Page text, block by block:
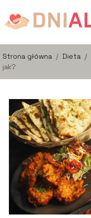
Strona główna / Dieta /
jak?